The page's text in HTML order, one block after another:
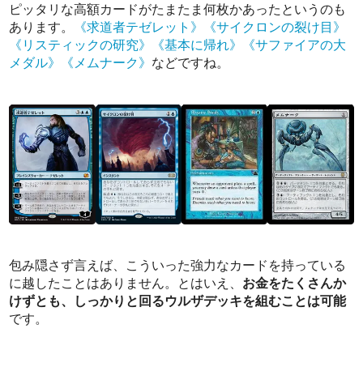
ピッタリな高額カードがたまたま何枚かあったというのも
あります。
《求道者テゼレット》
《サイクロンの裂け目》
《リスティックの研究》
《基本に帰れ》
《サファイアの大
メダル》
《メムナーク》 などですね。
包み隠さず言えば、こういった強力なカードを持っている
に越したことはありません。とはいえ、 お金をたくさんか
けずとも、しっかりと回るウルザデッキを組むことは可能
です。